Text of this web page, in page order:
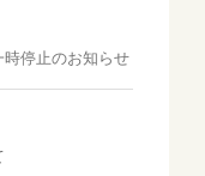
時停止のお知らせ